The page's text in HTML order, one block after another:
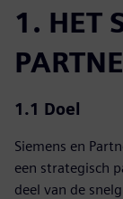
1. HET
1.1 Doel
Siemens en
een strategisch
deel van de